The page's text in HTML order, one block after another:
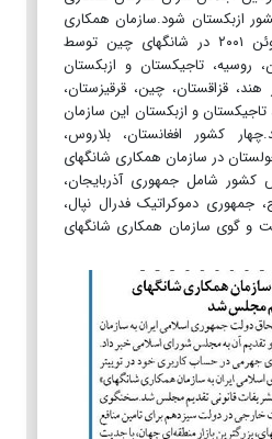
ازبکستان شود.سازمان همکاری
شانگهای (SCO) در ۱۵ ژوئن ۲۰۰۱ در شانگهای چین توسط
روسیه، تاجیکستان و ازبکستان
قزاقستان، چین، قرقیزستان،
و ازبکستان این سازمان
کشور افغانستان، بلاروس،
در سازمان همکاری شانگهای
شامل جمهوری آذربایجان،
جمهوری دموکراتیک فدرال نپال،
و گوی سازمان همکاری شانگهای